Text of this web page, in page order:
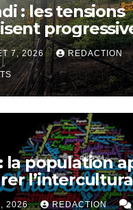
: les tensions
le PNVi et les
7, 2026 REDACTION
la population
2026 REDACTION